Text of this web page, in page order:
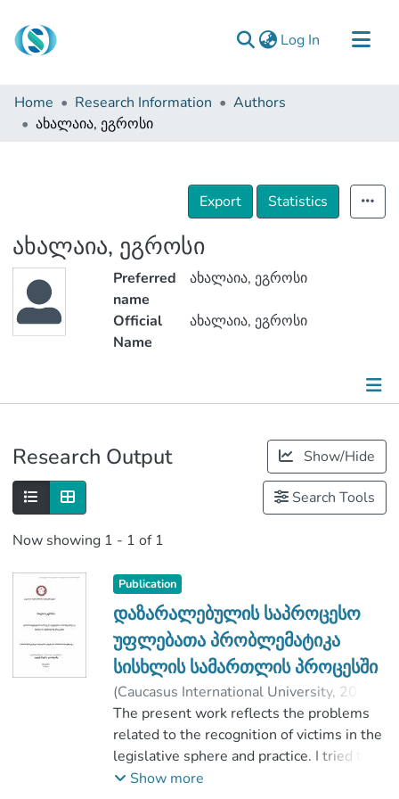
Log In (current)
Communities & Collections
Browse
Home Research Information
Authors
ახალაია, ეგროსი
Export Statistics
ახალაია, ეგროსი
Preferred
name
ახალაია, ეგროსი
Official
Name
ახალაია, ეგროსი
Research Output Show/Hide
Search Tools
Now showing 1 - 1 of 1
Publication
დაზარალებულის საპროცესო
უფლებათა პრობლემატიკა
სისხლის სამართლის პროცესში
(Caucasus International University, 2018
ახალაია, ეგროსი
;
გიორგიძე, ალექსანდრე
;
Faculty of Law
;
Caucasus International University
The present work reflects the problems
related to the recognition of victims in the
legislative sphere and practice. I tried to
illustrate these issues with the concrete
Show more